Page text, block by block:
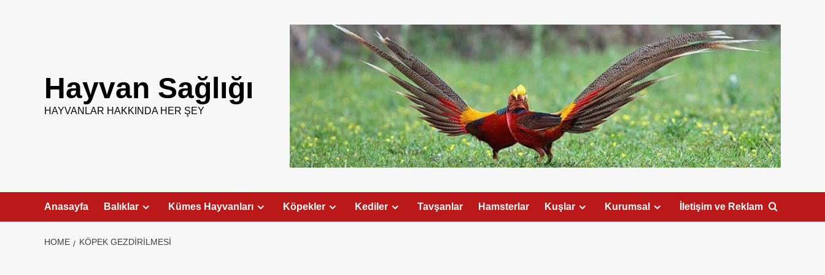
Hayvan Sağlığı
HAYVANLAR HAKKINDA HER ŞEY
Anasayfa Balıklar Kümes Hayvanları Köpekler Kediler Tavşanlar Hamsterlar Kuşlar Kurumsal İletişim ve Reklam
HOME KÖPEK GEZDIRILMESI